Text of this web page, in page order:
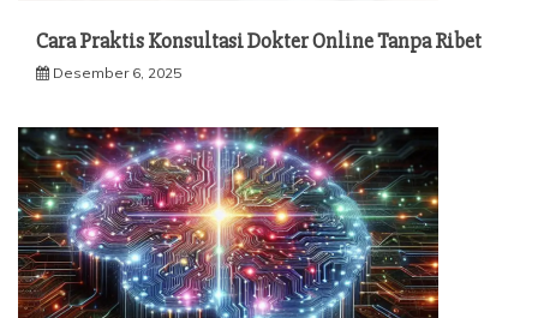
Cara Praktis Konsultasi Dokter Online Tanpa Ribet
Desember 6, 2025